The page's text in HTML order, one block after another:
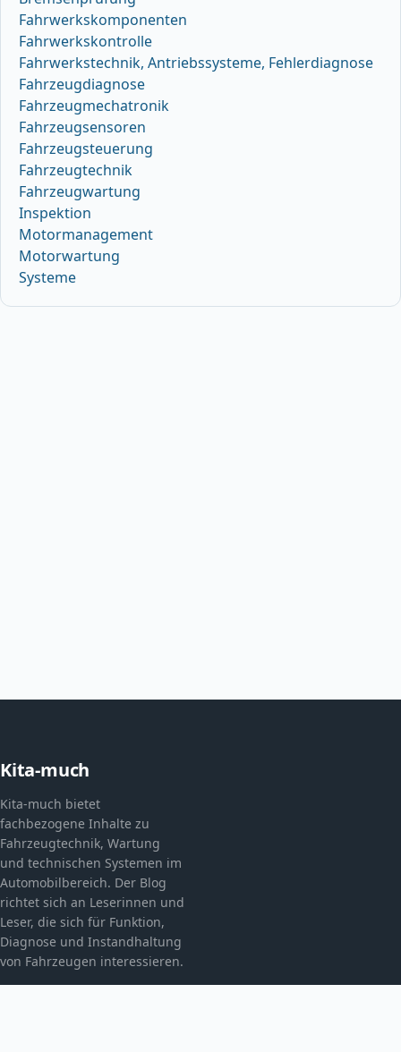
Fahrwerkskomponenten
Fahrwerkskontrolle
Fahrwerkstechnik, Antriebssysteme, Fehlerdiagnose
Fahrzeugdiagnose
Fahrzeugmechatronik
Fahrzeugsensoren
Fahrzeugsteuerung
Fahrzeugtechnik
Fahrzeugwartung
Inspektion
Motormanagement
Motorwartung
Systeme
Kita-much
Kita-much bietet
fachbezogene Inhalte zu
Fahrzeugtechnik, Wartung
und technischen Systemen im
Automobilbereich. Der Blog
richtet sich an Leserinnen und
Leser, die sich für Funktion,
Diagnose und Instandhaltung
von Fahrzeugen interessieren.